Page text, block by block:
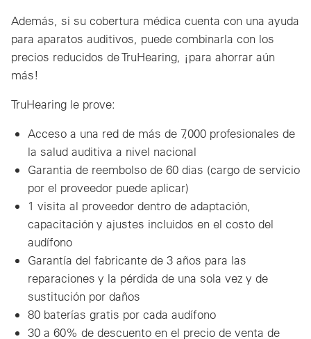
Además, si su cobertura médica cuenta con una ayuda
para aparatos auditivos, puede combinarla con los
precios reducidos de TruHearing, ¡para ahorrar aún
más!
TruHearing le prove:
Acceso a una red de más de 7,000 profesionales de
la salud auditiva a nivel nacional
Garantia de reembolso de 60 dias (cargo de servicio
por el proveedor puede aplicar)
1 visita al proveedor dentro de adaptación,
capacitación y ajustes incluidos en el costo del
audífono
Garantía del fabricante de 3 años para las
reparaciones y la pérdida de una sola vez y de
sustitución por daños
80 baterías gratis por cada audífono
30 a 60% de descuento en el precio de venta de